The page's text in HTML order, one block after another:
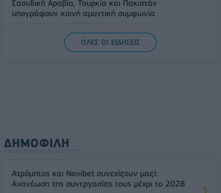
Σαουδική Αραβία, Τουρκία και Πακιστάν
υπογράφουν κοινή αμυντική συμφωνία
ΟΛΕΣ ΟΙ ΕΙΔΗΣΕΙΣ
ΔΗΜΟΦΙΛΗ
Ατρόμητος και Novibet συνεχίζουν μαζί:
Ανανέωση της συνεργασίας τους μέχρι το 2028